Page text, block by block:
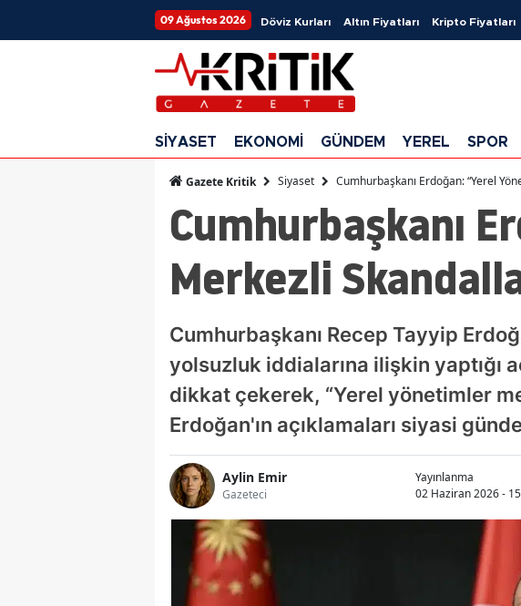
09 Ağustos 2026 Döviz Kurları Altın Fiyatları Kripto Fiyatları
SİYASET EKONOMİ GÜNDEM YEREL SPOR
Gazete Kritik Siyaset Cumhurbaşkanı Erdoğan: “Yerel
Cumhurbaşkanı
Merkezli
Cumhurbaşkanı Recep Tayyip
yolsuzluk iddialarına ilişkin yaptığı
dikkat çekerek, “Yerel yönetimler
Erdoğan'ın açıklamaları siyasi
Aylin Emir
Gazeteci
Yayınlanma
02 Haziran 2026 -